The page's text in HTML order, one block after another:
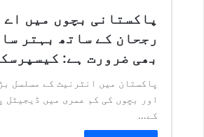
پاکستانی بچوں میں
رجحان کے ساتھ بہتر
بھی ضرورت ہے:
پاکستان میں انٹرنیٹ کے مسلسل
اور بچوں کی کم عمری میں ڈیجیٹل
کے…